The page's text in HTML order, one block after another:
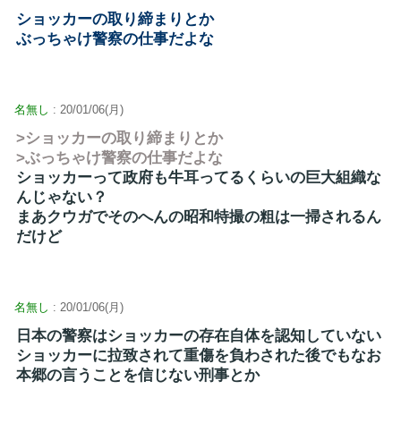
ショッカーの取り締まりとか
ぶっちゃけ警察の仕事だよな
名無し : 20/01/06(月)
>ショッカーの取り締まりとか
>ぶっちゃけ警察の仕事だよな
ショッカーって政府も牛耳ってるくらいの巨大組織な
んじゃない？
まあクウガでそのへんの昭和特撮の粗は一掃されるん
だけど
名無し : 20/01/06(月)
日本の警察はショッカーの存在自体を認知していない
ショッカーに拉致されて重傷を負わされた後でもなお
本郷の言うことを信じない刑事とか